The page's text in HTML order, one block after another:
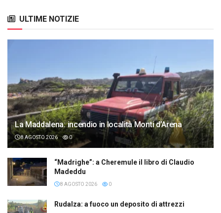
ULTIME NOTIZIE
La Maddalena: incendio in località Monti d’Arena
8 AGOSTO 2026 0
“Madrighe”: a Cheremule il libro di Claudio
Madeddu
8 AGOSTO 2026 0
Rudalza: a fuoco un deposito di attrezzi